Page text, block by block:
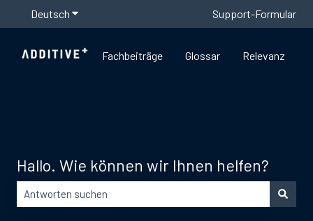
Deutsch Untermenü für Übersetzungen anzeigenSupport-Formular
Fachbeiträge Glossar Relevanz
Hallo. Wie können wir Ihnen helfen?